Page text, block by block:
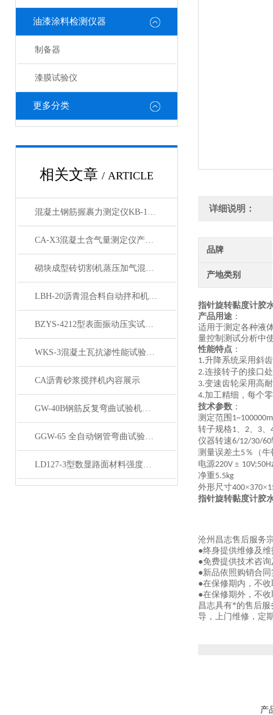
油漆涂料检测仪器
制备器
漆膜试验仪
更多分类
相关文章 / ARTICLE
混凝土钢筋握裹力测定仪KB-150型产品展示
CA-X3混凝土含气量测定仪产品展示
砌块成型砖切割机蒸压加气混凝土砌块切割机产品展示
LBH-20沥青混合料自动拌和机 双立柱产品展示
BZYS-4212型表面振动压实试验仪产品展示
WKS-3混凝土瓦抗渗性能试验装置产品展示
CA沥青砂浆搅拌机内容展示
GW-40B钢筋反复弯曲试验机产品展示
GGW-65 全自动钢管弯曲试验机产品展示
LD127-3型数显路面材料强度试验仪产品展示
详细说明：
品牌
产地类别
指针旋转黏度计胶
产品用途 ：
适用于测定各种液
量控制测试分析中
性能特点 ：
1.升降系统采用斜
2.连接转子的接口
3.变速齿轮采用高
4.加工精细，每个
技术参数 ：
测定范围
转子规格1、 2、 3、
仪器转速6/12/30/60
测量误差土5％（
电源220V ±
净重5.5kg
外形尺寸400×370×
指针旋转黏度计胶
沧州昌志售后服务
●终身提供维修及
●免费提供技术咨
●新品依照购销合
●在保修期内，不
●在保修期外，不
昌志具有*的售后
导，上门维修，定
产